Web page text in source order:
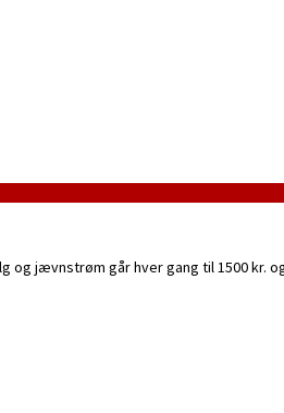
og jævnstrøm går hver gang til 1500 kr.